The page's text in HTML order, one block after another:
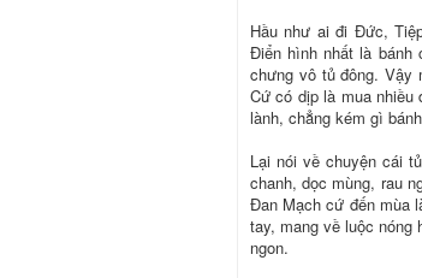
Hầu như ai đi Đức,
Điển hình nhất là bánh
chưng vô tủ đông. Vậy
Cứ có dịp là mua
lành, chẳng kém gì
Lại nói về chuyện cái
chanh, dọc mùng, rau
Đan Mạch cứ đến mùa
tay, mang về luộc nóng
ngon.